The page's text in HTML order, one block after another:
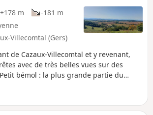
+178 m
-181 m
Villecomtal (Gers)
de Cazaux-Villecomtal et y revenant,
avec de très belles vues sur des
bémol : la plus grande partie du